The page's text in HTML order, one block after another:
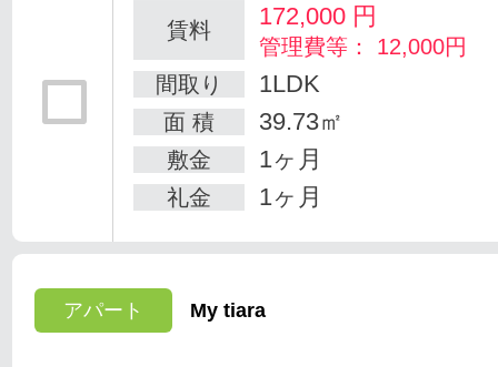
賃料 172,000 円
管理費等： 12,000円
間取り
1LDK
面 積 39.73㎡
敷金 1ヶ月
礼金 1ヶ月
アパート My tiara